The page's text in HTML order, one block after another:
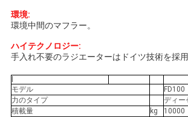
環境:
環境中間のマフラー。
ハイテクノロジー:
手入れ不要のラジエーターはドイツ技術を採用
モデル
FD100
力のタイプ
ディー
積載量
kg 10000